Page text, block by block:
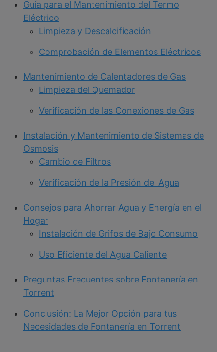
Guía para el Mantenimiento del Termo
Eléctrico
Limpieza y Descalcificación
Comprobación de Elementos Eléctricos
Mantenimiento de Calentadores de Gas
Limpieza del Quemador
Verificación de las Conexiones de Gas
Instalación y Mantenimiento de Sistemas de
Osmosis
Cambio de Filtros
Verificación de la Presión del Agua
Consejos para Ahorrar Agua y Energía en el
Hogar
Instalación de Grifos de Bajo Consumo
Uso Eficiente del Agua Caliente
Preguntas Frecuentes sobre Fontanería en
Torrent
Conclusión: La Mejor Opción para tus
Necesidades de Fontanería en Torrent